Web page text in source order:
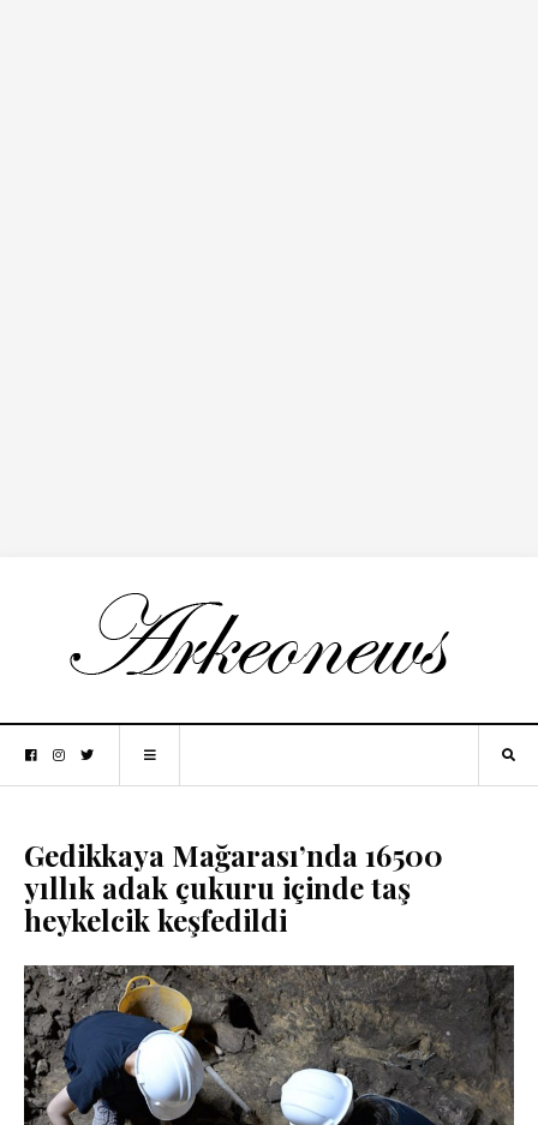
Gedikkaya Mağarası’nda 16500
yıllık adak çukuru içinde taş
heykelcik keşfedildi